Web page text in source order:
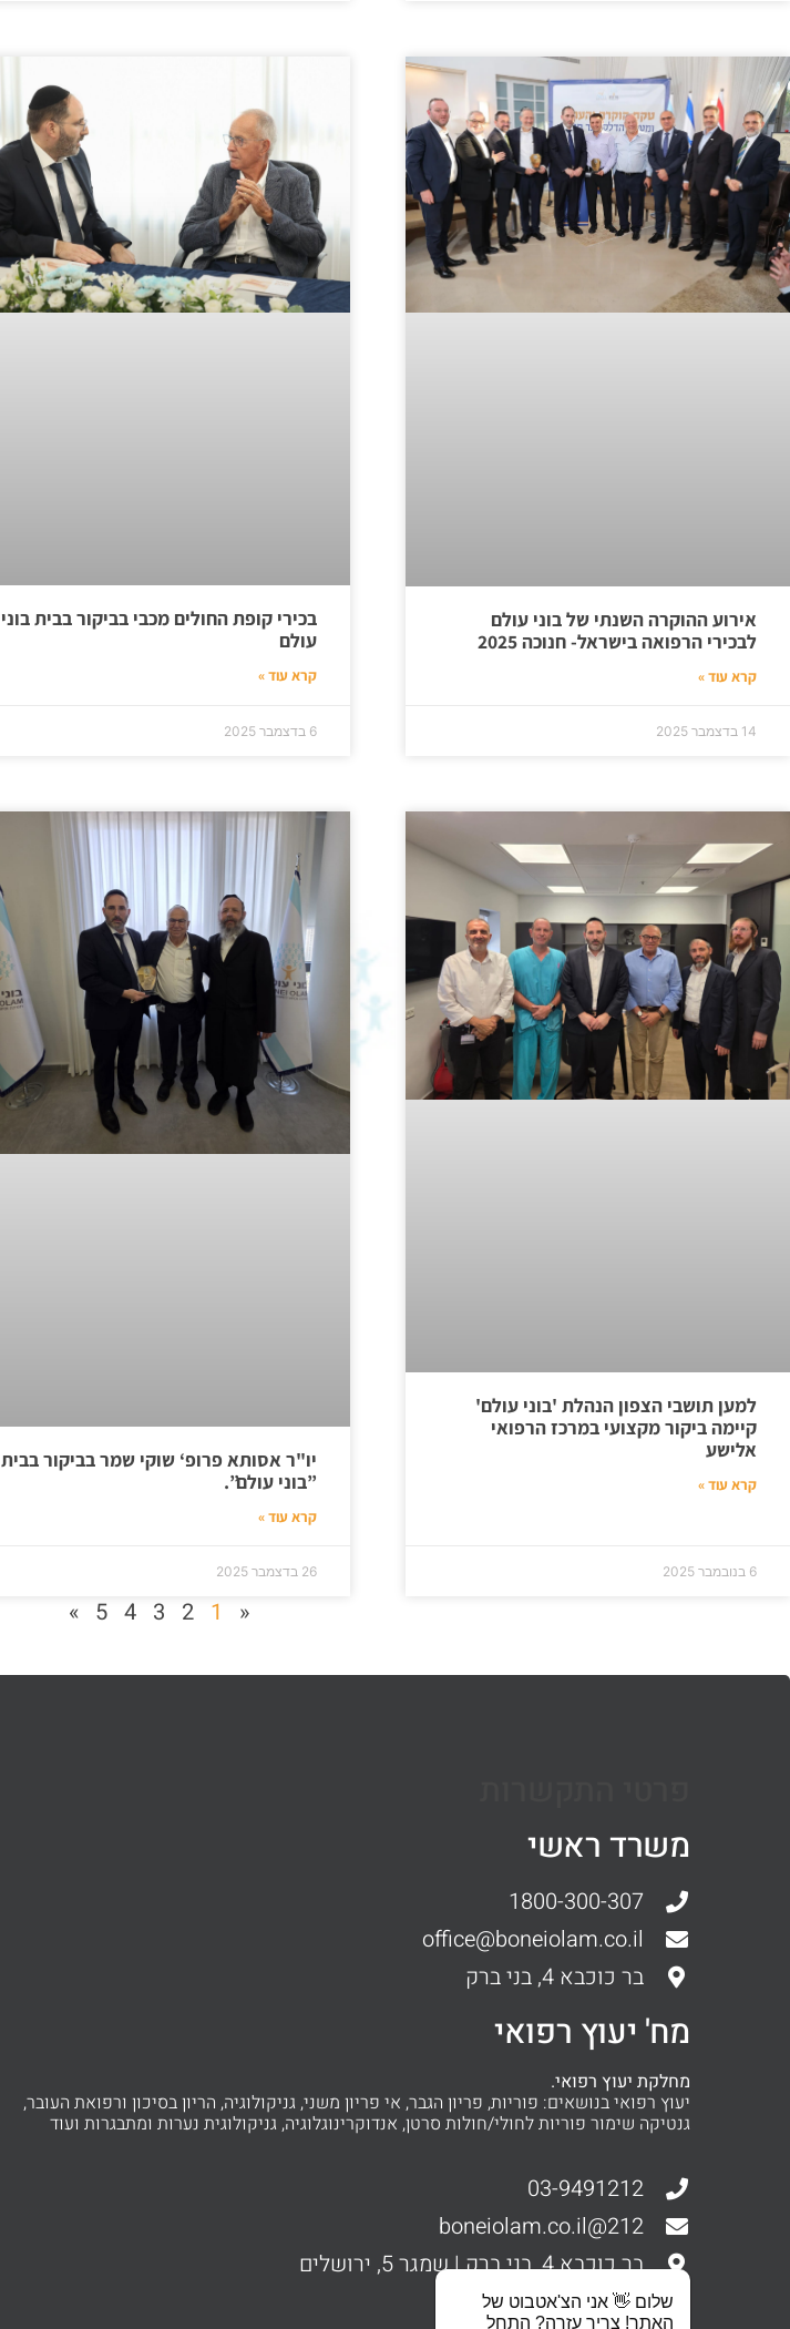
אירוע ההוקרה השנתי של בוני עולם
לבכירי הרפואה בישראל- חנוכה 2025
קרא עוד »
14 בדצמבר 2025
בכירי קופת החולים מכבי בביקור בבית בוני
עולם
קרא עוד »
6 בדצמבר 2025
למען תושבי הצפון הנהלת 'בוני עולם'
קיימה ביקור מקצועי במרכז הרפואי
אלישע
קרא עוד »
6 בנובמבר 2025
יו"ר אסותא פרופ‘ שוקי שמר בביקור בבית
”בוני עולם”.
קרא עוד »
26 בדצמבר 2025
«
1
2
3
4
5
»
משרד ראשי
1800-300-307
office@boneiolam.co.il
בר כוכבא 4, בני ברק
מח' יעוץ רפואי
מחלקת יעוץ רפואי.
יעוץ רפואי בנושאים: פוריות, פריון הגבר, אי פריון משני, גניקולוגיה, הריון בסיכון ורפואת העובר,
גנטיקה שימור פוריות לחולי/חולות סרטן, אנדוקרינוגלוגיה, גניקולוגית נערות ומתבגרות ועוד
03-9491212
212@boneiolam.co.il
בר כוכבא 4, בני ברק | שמגר 5, ירושלים
סניפים ברחבי העולם
שלום 👋 אני הצ'אטבוט של
האתר! צריך עזרה? התחל